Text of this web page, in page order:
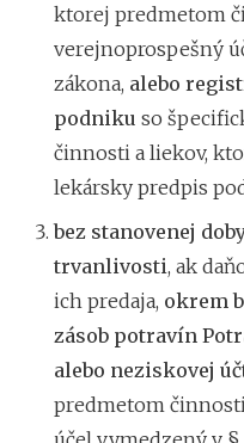
ktorej predmetom
verejnoprospešný
zákona, alebo
podniku so
činnosti a liekov,
lekársky predpis
bez stanovenej
trvanlivosti, ak
ich predaja, okrem
zásob potravín
alebo neziskovej
predmetom